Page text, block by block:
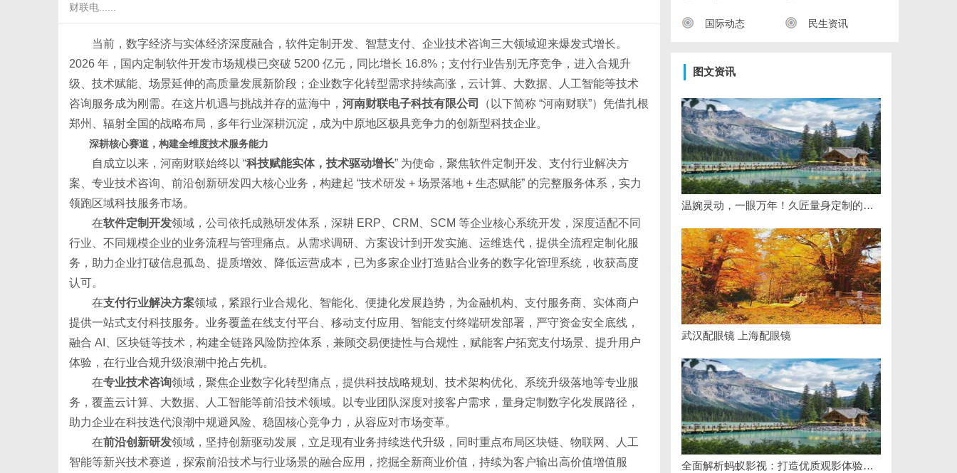
财联电......
当前，数字经济与实体经济深度融合，软件定制开发、智慧支付、企业技术咨询三大领域迎来爆发式增长。
2026 年，国内定制软件开发市场规模已突破 5200 亿元，同比增长 16.8%；支付行业告别无序竞争，进入合规升
级、技术赋能、场景延伸的高质量发展新阶段；企业数字化转型需求持续高涨，云计算、大数据、人工智能等技术
咨询服务成为刚需。在这片机遇与挑战并存的蓝海中， 河南财联电子科技有限公司
（以下简称 “河南财联”）凭借扎根
郑州、辐射全国的战略布局，多年行业深耕沉淀，成为中原地区极具竞争力的创新型科技企业。
深耕核心赛道，构建全维度技术服务能力
自成立以来，河南财联始终以 “科技赋能实体，技术驱动增长” 为使命，聚焦软件定制开发、支付行业解决方
案、专业技术咨询、前沿创新研发四大核心业务，构建起 “技术研发 + 场景落地 + 生态赋能” 的完整服务体系，实力
领跑区域科技服务市场。
在软件定制开发领域，公司依托成熟研发体系，深耕 ERP、CRM、SCM 等企业核心系统开发，深度适配不同
行业、不同规模企业的业务流程与管理痛点。从需求调研、方案设计到开发实施、运维迭代，提供全流程定制化服
务，助力企业打破信息孤岛、提质增效、降低运营成本，已为多家企业打造贴合业务的数字化管理系统，收获高度
认可。
在支付行业解决方案领域，紧跟行业合规化、智能化、便捷化发展趋势，为金融机构、支付服务商、实体商户
提供一站式支付科技服务。业务覆盖在线支付平台、移动支付应用、智能支付终端研发部署，严守资金安全底线，
融合 AI、区块链等技术，构建全链路风险防控体系，兼顾交易便捷性与合规性，赋能客户拓宽支付场景、提升用户
体验，在行业合规升级浪潮中抢占先机。
在专业技术咨询领域，聚焦企业数字化转型痛点，提供科技战略规划、技术架构优化、系统升级落地等专业服
务，覆盖云计算、大数据、人工智能等前沿技术领域。以专业团队深度对接客户需求，量身定制数字化发展路径，
助力企业在科技迭代浪潮中规避风险、稳固核心竞争力，从容应对市场变革。
在前沿创新研发领域，坚持创新驱动发展，立足现有业务持续迭代升级，同时重点布局区块链、物联网、人工
智能等新兴技术赛道，探索前沿技术与行业场景的融合应用，挖掘全新商业价值，持续为客户输出高价值增值服
国际动态 民生资讯
图文资讯
温婉灵动，一眼万年！久匠量身定制的眉眼唇，才是你整张脸的点睛之笔！淡颜系女生的气质加分项
武汉配眼镜 上海配眼镜
全面解析蚂蚁影视：打造优质观影体验的新兴平台